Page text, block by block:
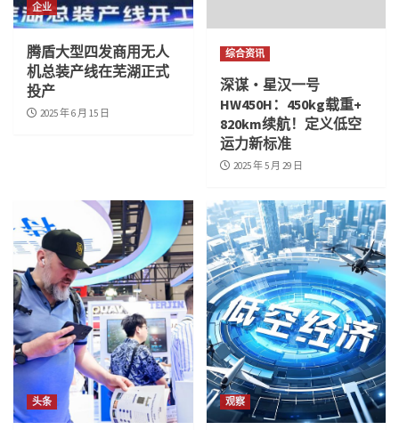
企业
腾盾大型四发商用无人
机总装产线在芜湖正式
投产
2025 年 6 月 15 日
综合资讯
深谋・星汉一号
HW450H：450kg载重+
820km续航！定义低空
运力新标准
2025 年 5 月 29 日
头条 观察